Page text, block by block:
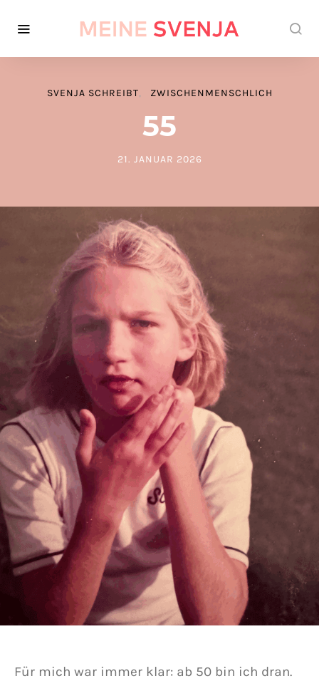
SVENJA SCHREIBT ZWISCHENMENSCHLICH
55
POSTED ON
21. JANUAR 2026
Für mich war immer klar: ab 50 bin ich dran.